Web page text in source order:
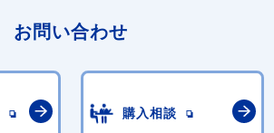
お問い合わせ
購入相談